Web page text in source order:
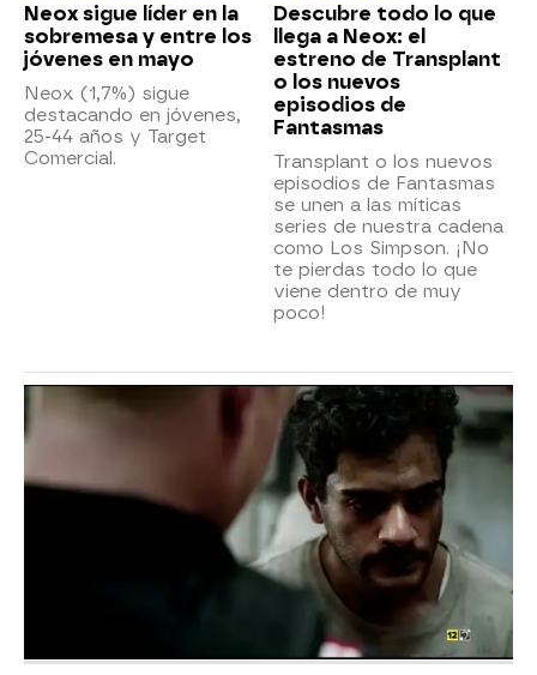
Neox sigue líder en la
sobremesa y entre los
jóvenes en mayo
Neox (1,7%) sigue
destacando en jóvenes,
25-44 años y Target
Comercial.
Descubre todo lo que
llega a Neox: el
estreno de Transplant
o los nuevos
episodios de
Fantasmas
Transplant o los nuevos
episodios de Fantasmas
se unen a las míticas
series de nuestra cadena
como Los Simpson. ¡No
te pierdas todo lo que
viene dentro de muy
poco!